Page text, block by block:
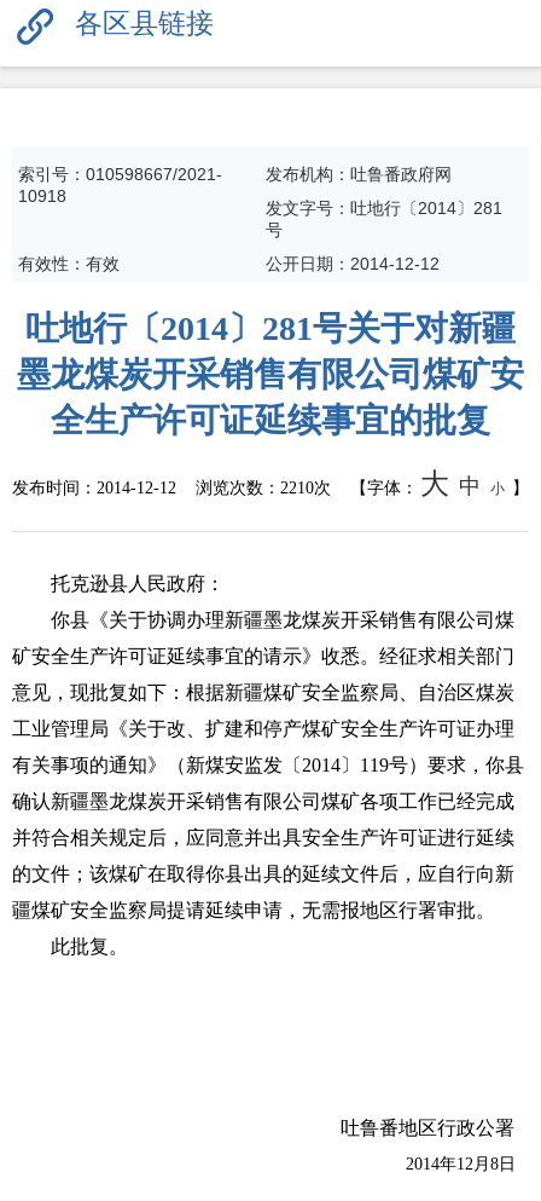
各区县链接
索引号：010598667/2021-
10918
发布机构：吐鲁番政府网
发文字号：吐地行〔2014〕281
号
有效性：有效
公开日期： 2014-12-12
吐地行〔2014〕281号关于对新疆
墨龙煤炭开采销售有限公司煤矿安
全生产许可证延续事宜的批复
发布时间： 2014-12-12 浏览次数： 2210次 【字体： 大 中 小 】
托克逊县人民政府：
你县《关于协调办理新疆墨龙煤炭开采销售有限公司煤
矿安全生产许可证延续事宜的请示》收悉。经征求相关部门
意见，现批复如下：根据新疆煤矿安全监察局、自治区煤炭
工业管理局《关于改、扩建和停产煤矿安全生产许可证办理
有关事项的通知》（新煤安监发〔2014〕119号）要求，你县
确认新疆墨龙煤炭开采销售有限公司煤矿各项工作已经完成
并符合相关规定后，应同意并出具安全生产许可证进行延续
的文件；该煤矿在取得你县出具的延续文件后，应自行向新
疆煤矿安全监察局提请延续申请，无需报地区行署审批。
此批复。
吐鲁番地区行政公署
2014年12月8日